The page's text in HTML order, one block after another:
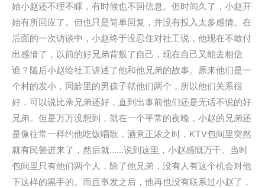
始小赵还不理不睬，有时候也不回信息。但时间久了，小赵开
始有所回应了。但也只是简单回复，并没有投入太多感情。在
后面的一次访谈中，小赵终于没忍住对社工说，他现在不敢付
出感情了，以前的好兄弟背叛了自己，现在自己又能去相信
谁？随后小赵给社工讲述了他和他兄弟的故事。原来他们是一
个村的发小，同龄里的男孩子就他们两个，所以他们关系很
好，可以说比亲兄弟还好，直到出事前他们还是无话不说的好
兄弟。但是万万没想到，就在一个平常的夜晚，小赵的兄弟还
是像往常一样约他吃饭唱歌，酒意正浓之时，KTV包间里突然
就有民警进来了，然后就……说到这里，小赵感慨万千。当时
包间里只有他们两个人，除了他兄弟，没有人有这个机会对他
下这样的黑手的。而且事发之后，他再也没有联系过小赵了，